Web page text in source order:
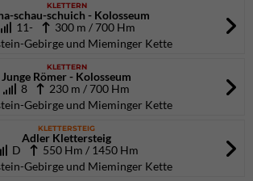
KLETTERN
schau-schuich - Kolosseum
11- 300 m / 700 Hm
Gebirge und Mieminger Kette
KLETTERN
Junge Römer - Kolosseum
8
230 m / 700 Hm
Gebirge und Mieminger Kette
KLETTERSTEIG
Adler Klettersteig
D
550 Hm / 1450 Hm
Gebirge und Mieminger Kette